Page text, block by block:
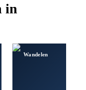
in
Wandelen